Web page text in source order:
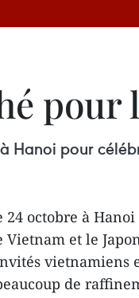
pour
Hanoi pour
octobre à
et le
vietnamiens
de